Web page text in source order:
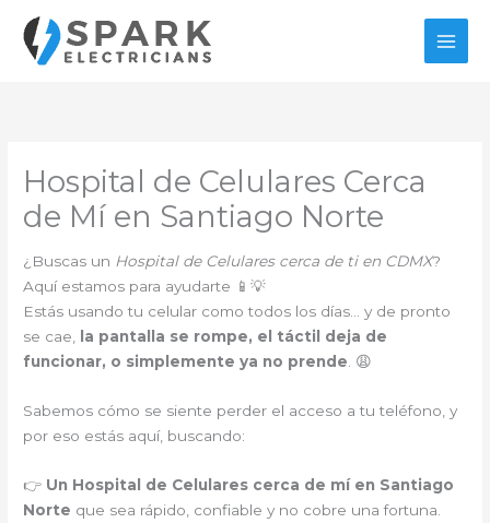
contenido
Hospital de Celulares Cerca
de Mí en Santiago Norte
¿Buscas un Hospital de Celulares cerca de ti en CDMX?
Aquí estamos para ayudarte 📱💡
Estás usando tu celular como todos los días… y de pronto
se cae, la pantalla se rompe, el táctil deja de
funcionar, o simplemente ya no prende. 😩
Sabemos cómo se siente perder el acceso a tu teléfono, y
por eso estás aquí, buscando:
👉 Un Hospital de Celulares cerca de mí en Santiago
Norte que sea rápido, confiable y no cobre una fortuna.